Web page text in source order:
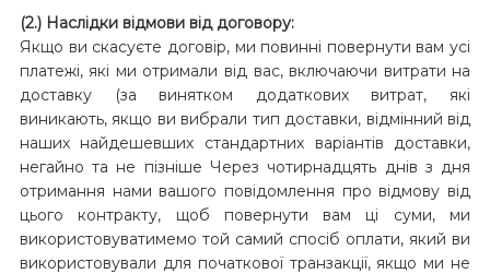
(2.) Наслідки відмови від договору:
Якщо ви скасуєте договір, ми повинні повернути вам усі
платежі, які ми отримали від вас, включаючи витрати на
доставку (за винятком додаткових витрат, які
виникають, якщо ви вибрали тип доставки, відмінний від
наших найдешевших стандартних варіантів доставки,
негайно та не пізніше Через чотирнадцять днів з дня
отримання нами вашого повідомлення про відмову від
цього контракту, щоб повернути вам ці суми, ми
використовуватимемо той самий спосіб оплати, який ви
використовували для початкової транзакції, якщо ми не